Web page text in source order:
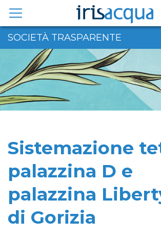
contenuto
SOCIETÀ TRASPARENTE
Sistemazione
palazzina D e
palazzina
di Gorizia